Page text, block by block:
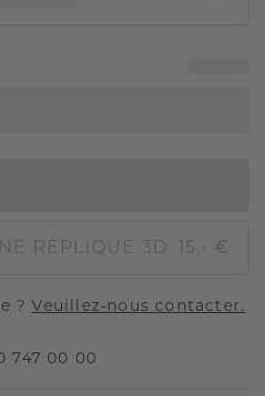
RÉPLIQUE 3D 15,- €
?Veuillez-nous contacter.
747 00 00